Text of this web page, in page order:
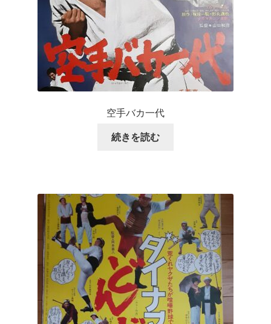
空手バカ一代
続きを読む